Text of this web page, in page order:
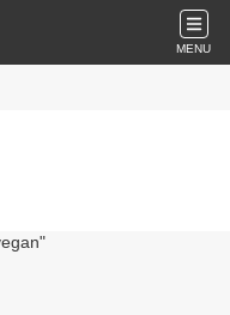
MENU